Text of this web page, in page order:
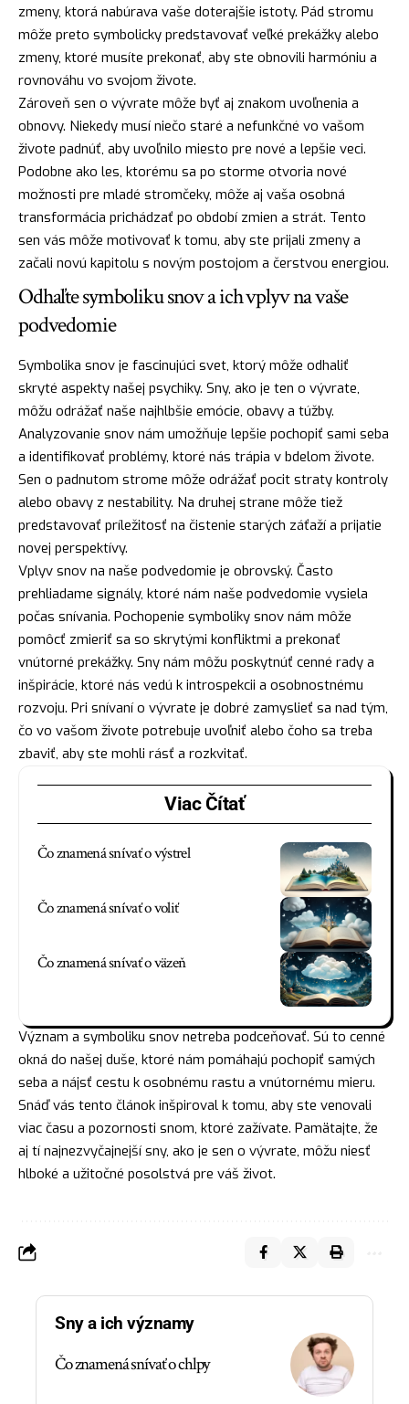
zmeny, ktorá nabúrava vaše doterajšie istoty. Pád stromu
môže preto symbolicky predstavovať veľké prekážky alebo
zmeny, ktoré musíte prekonať, aby ste obnovili harmóniu a
rovnováhu vo svojom živote.
Zároveň sen o vývrate môže byť aj znakom uvoľnenia a
obnovy. Niekedy musí niečo staré a nefunkčné vo vašom
živote padnúť, aby uvoľnilo miesto pre nové a lepšie veci.
Podobne ako les, ktorému sa po storme otvoria nové
možnosti pre mladé stromčeky, môže aj vaša osobná
transformácia prichádzať po období zmien a strát. Tento
sen vás môže motivovať k tomu, aby ste prijali zmeny a
začali novú kapitolu s novým postojom a čerstvou energiou.
Odhaľte symboliku snov a ich vplyv na vaše
podvedomie
Symbolika snov je fascinujúci svet, ktorý môže odhaliť
skryté aspekty našej psychiky. Sny, ako je ten o vývrate,
môžu odrážať naše najhlbšie emócie, obavy a túžby.
Analyzovanie snov nám umožňuje lepšie pochopiť sami seba
a identifikovať problémy, ktoré nás trápia v bdelom živote.
Sen o padnutom strome môže odrážať pocit straty kontroly
alebo obavy z nestability. Na druhej strane môže tiež
predstavovať príležitosť na čistenie starých záťaží a prijatie
novej perspektívy.
Vplyv snov na naše podvedomie je obrovský. Často
prehliadame signály, ktoré nám naše podvedomie vysiela
počas snívania. Pochopenie symboliky snov nám môže
pomôcť zmieriť sa so skrytými konfliktmi a prekonať
vnútorné prekážky. Sny nám môžu poskytnúť cenné rady a
inšpirácie, ktoré nás vedú k introspekcii a osobnostnému
rozvoju. Pri snívaní o vývrate je dobré zamyslieť sa nad tým,
čo vo vašom živote potrebuje uvoľniť alebo čoho sa treba
zbaviť, aby ste mohli rásť a rozkvitať.
Viac Čítať
Čo znamená snívať o výstrel
Čo znamená snívať o voliť
Čo znamená snívať o väzeň
Význam a symboliku snov netreba podceňovať. Sú to cenné
okná do našej duše, ktoré nám pomáhajú pochopiť samých
seba a nájsť cestu k osobnému rastu a vnútornému mieru.
Snáď vás tento článok inšpiroval k tomu, aby ste venovali
viac času a pozornosti snom, ktoré zažívate. Pamätajte, že
aj tí najnezvyčajnejší sny, ako je sen o vývrate, môžu niesť
hlboké a užitočné posolstvá pre váš život.
Sny a ich významy
Čo znamená snívať o chlpy